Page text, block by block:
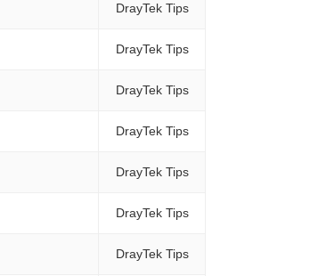
DrayTek Tips
DrayTek Tips
DrayTek Tips
DrayTek Tips
DrayTek Tips
DrayTek Tips
DrayTek Tips